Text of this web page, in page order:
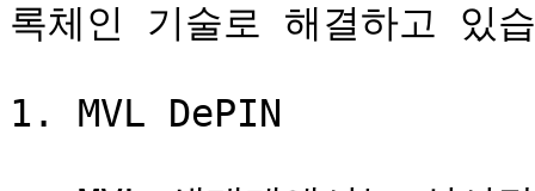
록체인 기술로 해결하고 있
1. MVL DePIN